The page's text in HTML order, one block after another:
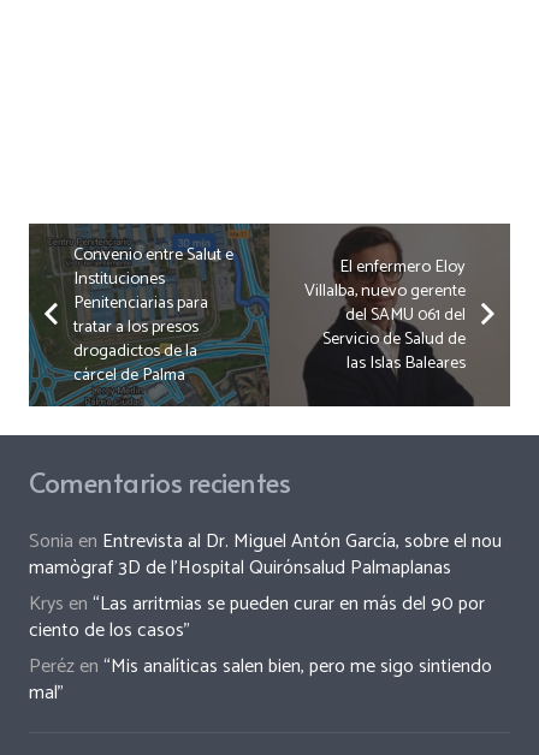
Convenio entre Salut e
Instituciones
Penitenciarias para
tratar a los presos
drogadictos de la
cárcel de Palma
El enfermero Eloy
Villalba, nuevo gerente
del SAMU 061 del
Servicio de Salud de
las Islas Baleares
Comentarios recientes
Sonia en Entrevista al Dr. Miguel Antón García, sobre el nou
mamògraf 3D de l’Hospital Quirónsalud Palmaplanas
Krys en“Las arritmias se pueden curar en más del 90 por
ciento de los casos”
Perézen“Mis analíticas salen bien, pero me sigo sintiendo
mal”